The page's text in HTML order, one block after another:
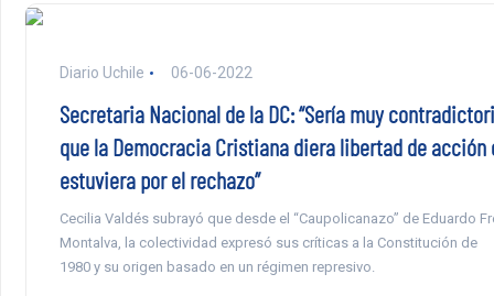
Diario Uchile 06-06-2022
Secretaria Nacional de la DC: “Sería muy
que la Democracia Cristiana diera libertad de acción
estuviera por el rechazo”
Cecilia Valdés subrayó que desde el “Caupolicanazo” de Eduardo
Montalva, la colectividad expresó sus críticas a la Constitución de
1980 y su origen basado en un régimen represivo.